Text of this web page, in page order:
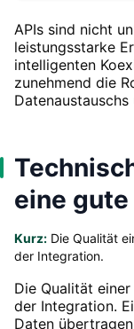
APIs sind nicht
leistungsstarke
intelligenten
zunehmend die
Datenaustauschs
eine
Kurz: Die Qualität
der Integration.
Die Qualität
der Integration.
Daten